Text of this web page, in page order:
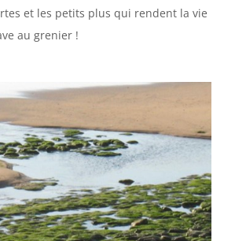
et les petits plus qui rendent la vie
au grenier !